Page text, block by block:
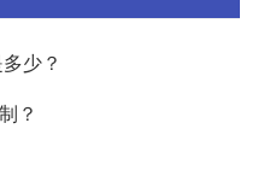
少？
？